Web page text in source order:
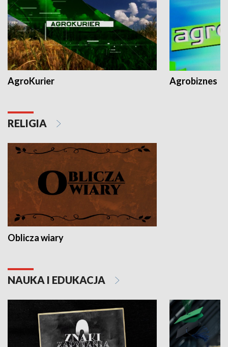
AgroKurier Agrobiznes
RELIGIA
Oblicza wiary
NAUKA I EDUKACJA